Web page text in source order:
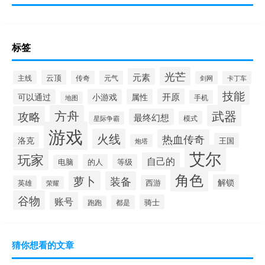
标签
主线 云顶 传奇 元气 元素 光芒 剑网 卡丁车
可以通过 地图 小游戏 属性 开原 手机
技能
攻略
方舟 星际争霸 最终幻想 模式 武器
洛克 游戏 火线 炮塔 热血传奇 王国
玩家 电脑 的人 等级 自己的 艾尔
英雄 荣耀 萝卜 装备 西游 角色 解锁
谷物 账号 跑跑 都是 骑士
猜你想看的文章